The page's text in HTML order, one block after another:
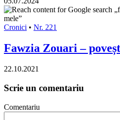
Cronici • Nr. 221
Fawzia Zouari –
22.10.2021
Scrie un comentariu
Comentariu